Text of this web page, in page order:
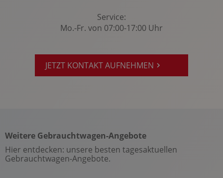
Müdigkeitserkennung
Notrad
Notrufsystem
Regensensor
Reifendruckkontrolle
Service:
Mo.-Fr. von 07:00-17:00 Uhr
JETZT KONTAKT AUFNEHMEN
Weitere Gebrauchtwagen-Angebote
Hier entdecken: unsere besten tagesaktuellen
Gebrauchtwagen-Angebote.